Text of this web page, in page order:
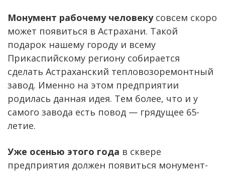
Монумент рабочему человекусовсем скоро
может появиться в Астрахани. Такой
подарок нашему городу и всему
Прикаспийскому региону собирается
сделать Астраханский тепловозоремонтный
завод. Именно на этом предприятии
родилась данная идея. Тем более, что и у
самого завода есть повод — грядущее 65-
летие.
Уже осенью этого года в сквере
предприятия должен появиться монумент-